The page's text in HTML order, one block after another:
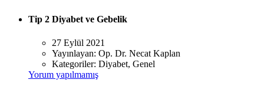
Tip 2 Diyabet ve Gebelik
27 Eylül 2021
Yayınlayan: Op. Dr. Necat Kaplan
Kategoriler: Diyabet, Genel
Yorum yapılmamış